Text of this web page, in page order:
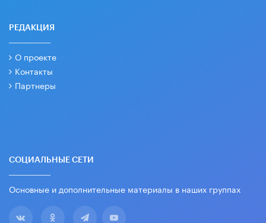
РЕДАКЦИЯ
О проекте
Контакты
Партнеры
СОЦИАЛЬНЫЕ СЕТИ
Основные и дополнительные материалы в наших группах